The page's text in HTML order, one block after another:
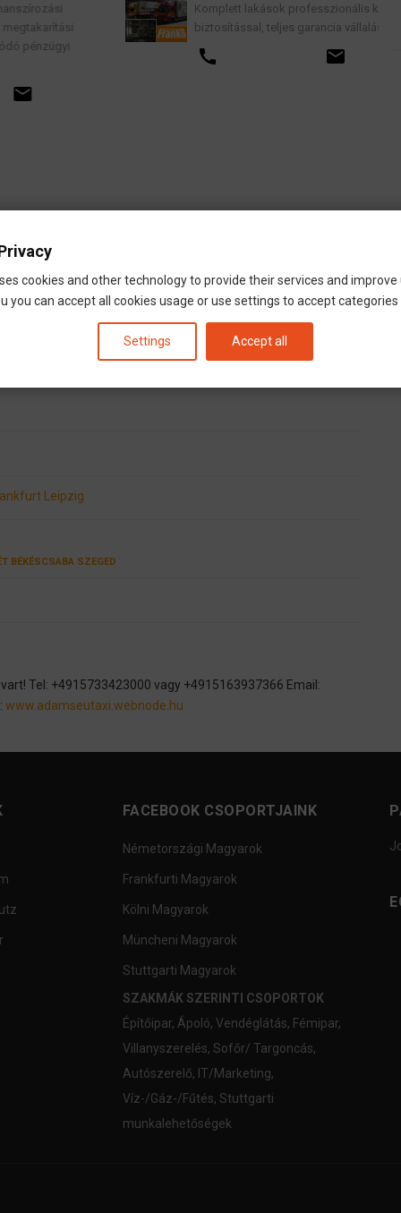
Komplett lakások professzionális költöztetése
biztosítással, teljes garancia vállalással.
Leipzig
BÉKÉSCSABA SZEGED
Tel: +4915733423000 vagy +4915163937366 Email:
www.adamseutaxi.webnode.hu
FACEBOOK CSOPORTJAINK
Németországi Magyarok
Frankfurti Magyarok
Kölni Magyarok
Müncheni Magyarok
Stuttgarti Magyarok
SZAKMÁK SZERINTI CSOPORTOK
Építőipar, Ápoló, Vendéglátás, Fémipar,
Villanyszerelés, Sofőr/ Targoncás,
Autószerelő, IT/Marketing,
Víz-/Gáz-/Fűtés, Stuttgarti
munkalehetőségek
cookies and other technology to provide their services and improve
you can accept all cookies usage or use settings to accept categories
Settings Accept all